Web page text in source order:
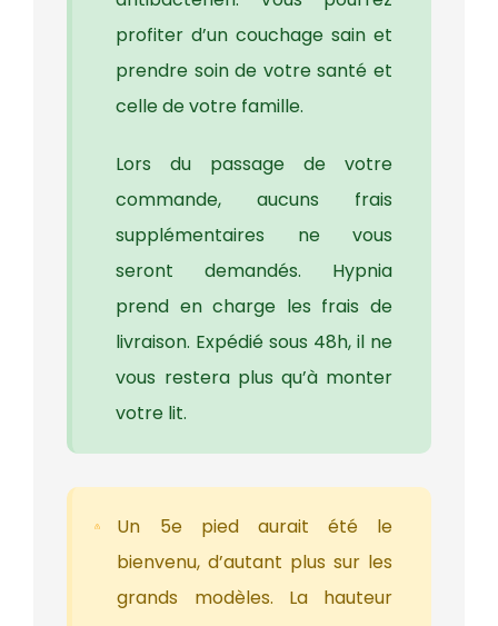
profiter d’un couchage sain et
prendre soin de votre santé et
celle de votre famille.
Lors du passage de votre
commande, aucuns frais
supplémentaires ne vous
seront demandés. Hypnia
prend en charge les frais de
livraison. Expédié sous 48h, il ne
vous restera plus qu’à monter
votre lit.
Un 5e pied aurait été le
bienvenu, d’autant plus sur les
grands modèles. La hauteur